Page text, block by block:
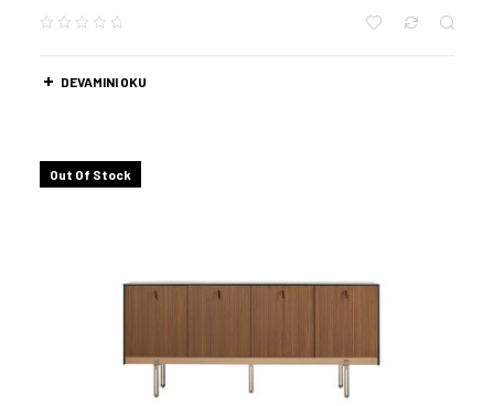
DEVAMINI OKU
Out Of Stock